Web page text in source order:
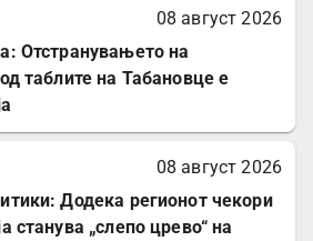
08 август 2026
Отстранувањето на
таблите на Табановце е
08 август 2026
Додека регионот чекори
станува „слепо црево“ на